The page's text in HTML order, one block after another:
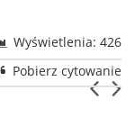
Wyświetlenia: 426
Pobierz cytowanie